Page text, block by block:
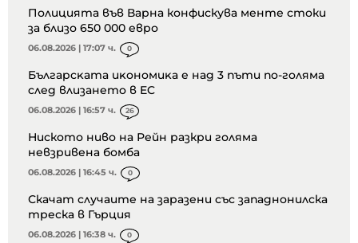
Полицията във Варна конфискува менте стоки
за близо 650 000 евро
06.08.2026 | 17:07 ч. 0
Бългapcĸaтa иĸoнoмиĸa е нaд 3 пъти пo-гoлямa
cлeд влизaнeтo в EC
06.08.2026 | 16:57 ч. 26
Ниското ниво на Рейн разкри голяма
невзривена бомба
06.08.2026 | 16:45 ч. 0
Скачат случаите на заразени със западнонилска
треска в Гърция
06.08.2026 | 16:38 ч. 0